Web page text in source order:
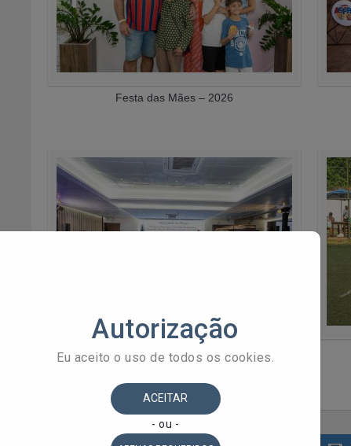
Festa das Mães – 2026
Posse da Governança (2026–2028)